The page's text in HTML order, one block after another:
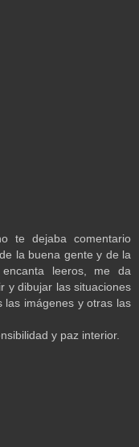
te dejaba comentario
la buena gente y de la
leeros, me da
y dibujar las situaciones
las imágenes y otras las
y paz interior.